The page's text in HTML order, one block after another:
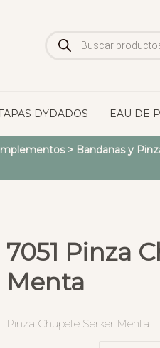
de
productos
DYDADOS EAU DE
> Bandanas y
7051 Pinza
Menta
Pinza Chupete Serker Menta